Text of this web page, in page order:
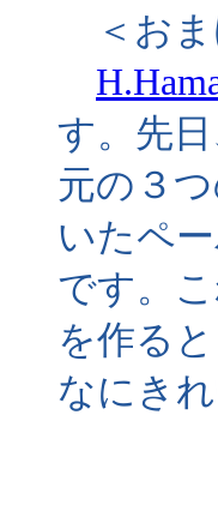
＜おま
す。先
元の３
いたペ
です。
を作る
なにき